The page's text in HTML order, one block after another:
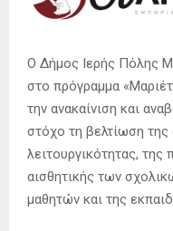
Ο Δήμος Ιερής Πόλης
στο πρόγραμμα
την ανακαίνιση και
στόχο τη βελτίωση της
λειτουργικότητας, της
αισθητικής των
μαθητών και της